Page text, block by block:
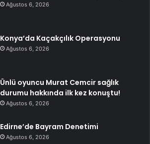
Ağustos 6, 2026
Konya’da Kaçakçılık Operasyonu
Ağustos 6, 2026
Ünlü oyuncu Murat Cemcir sağlık
durumu hakkında ilk kez konuştu!
Ağustos 6, 2026
Edirne’de Bayram Denetimi
Ağustos 6, 2026